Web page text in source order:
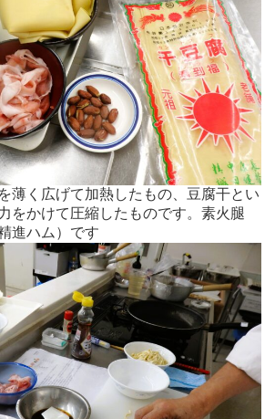
薄く広げて加熱したもの、豆腐干とい
をかけて圧縮したものです。素火腿
進ハム）です